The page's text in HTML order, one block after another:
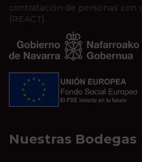
contratación de personas con
(REACT).
Nuestras Bodegas